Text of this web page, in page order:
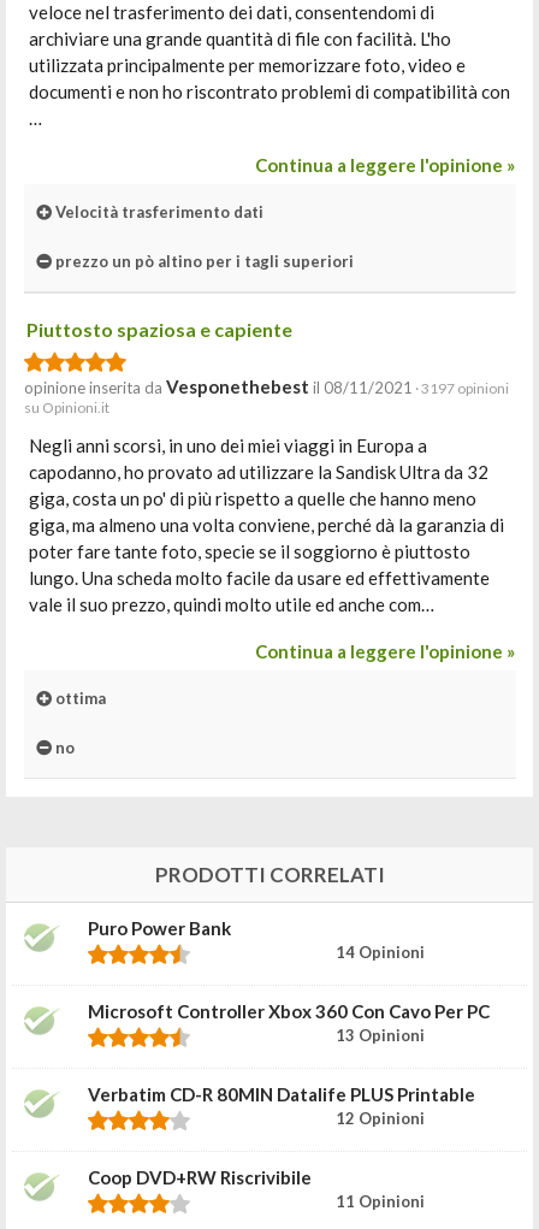
veloce nel trasferimento dei dati, consentendomi di
archiviare una grande quantità di file con facilità. L'ho
utilizzata principalmente per memorizzare foto, video e
documenti e non ho riscontrato problemi di compatibilità con
…
Continua a leggere l'opinione »
Velocità trasferimento dati
prezzo un pò altino per i tagli superiori
Piuttosto spaziosa e capiente
opinione inserita da Vesponethebest il 08/11/2021 · 3197 opinioni
su Opinioni.it
Negli anni scorsi, in uno dei miei viaggi in Europa a
capodanno, ho provato ad utilizzare la Sandisk Ultra da 32
giga, costa un po' di più rispetto a quelle che hanno meno
giga, ma almeno una volta conviene, perché dà la garanzia di
poter fare tante foto, specie se il soggiorno è piuttosto
lungo. Una scheda molto facile da usare ed effettivamente
vale il suo prezzo, quindi molto utile ed anche com…
Continua a leggere l'opinione »
ottima
no
PRODOTTI CORRELATI
Puro Power Bank
14 Opinioni
Microsoft Controller Xbox 360 Con Cavo Per PC
13 Opinioni
Verbatim CD-R 80MIN Datalife PLUS Printable
12 Opinioni
Coop DVD+RW Riscrivibile
11 Opinioni